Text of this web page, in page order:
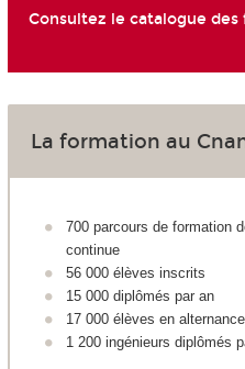
Consultez le catalogue
La formation au
700 parcours de formation
continue
56 000 élèves inscrits
15 000 diplômés par an
17 000 élèves en alternance
1 200 ingénieurs diplômés